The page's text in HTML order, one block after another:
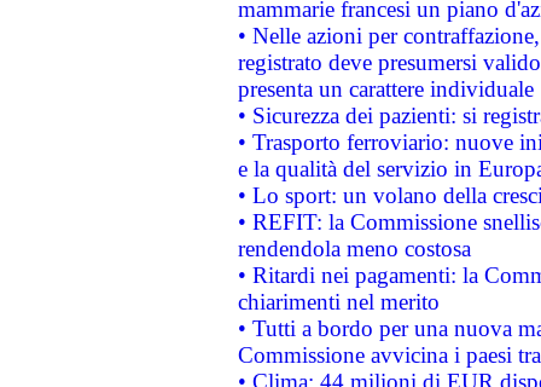
mammarie francesi un piano
• Nelle azioni per
registrato deve presumersi
presenta un carattere individuale
• Sicurezza dei pazienti: si
• Trasporto ferroviario: nuove
e la qualità del servizio in
• Lo sport: un volano della
• REFIT: la Commissione
rendendola meno costosa
• Ritardi nei pagamenti: la
chiarimenti nel merito
• Tutti a bordo per una nuova
Commissione avvicina i paesi
• Clima: 44 milioni di EUR